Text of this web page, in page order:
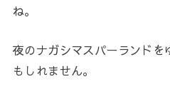
ね。
夜のナガシマスパーランドを
もしれません。